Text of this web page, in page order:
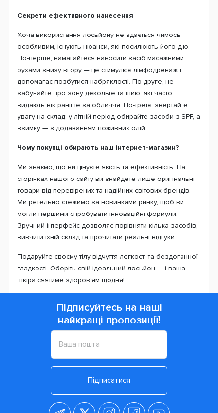
Секрети ефективного нанесення
Хоча використання лосьйону не здається чимось
особливим, існують нюанси, які посилюють його дію.
По-перше, намагайтеся наносити засіб масажними
рухами знизу вгору — це стимулює лімфодренаж і
допомагає позбутися набряклості. По-друге, не
забувайте про зону декольте та шию, які часто
видають вік раніше за обличчя. По-третє, звертайте
увагу на склад: у літній період обирайте засоби з SPF, а
взимку — з додаванням поживних олій.
Чому покупці обирають наш інтернет-магазин?
Ми знаємо, що ви цінуєте якість та ефективність. На
сторінках нашого сайту ви знайдете лише оригінальні
товари від перевірених та надійних світових брендів.
Ми ретельно стежимо за новинками ринку, щоб ви
могли першими спробувати інноваційні формули.
Зручний інтерфейс дозволяє порівняти кілька засобів,
вивчити їхній склад та прочитати реальні відгуки.
Подаруйте своєму тілу відчуття легкості та бездоганної
гладкості. Оберіть свій ідеальний лосьйон — і ваша
шкіра сяятиме здоров'ям щодня!
Підписуйтесь на наші
найкращі пропозиції!
Підписатися